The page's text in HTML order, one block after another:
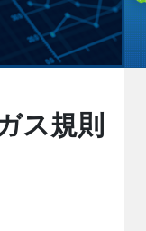
ス規則